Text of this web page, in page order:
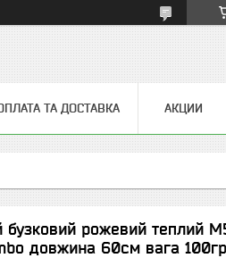
ТА ДОСТАВКА АКЦИИ
рожевий теплий
довжина 60см вага